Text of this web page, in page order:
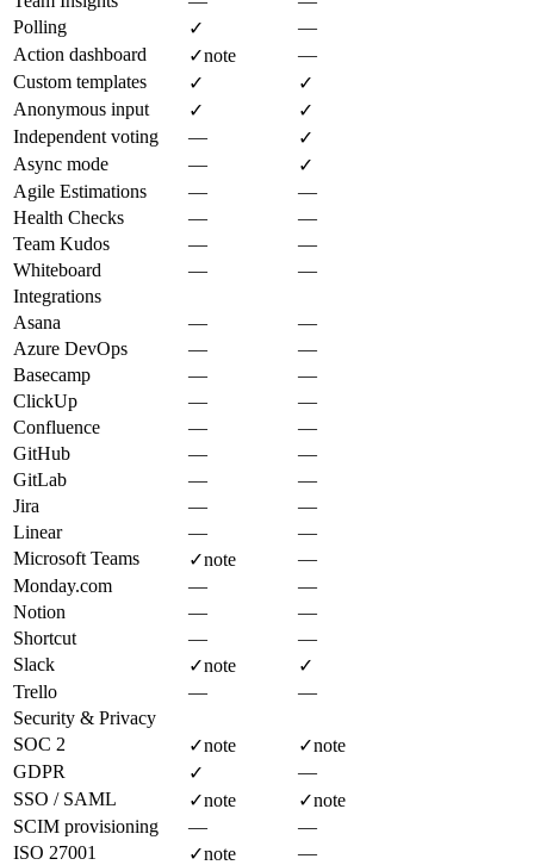
Polling
✓
—
Action dashboard
✓note
—
Custom templates
✓
✓
Anonymous input
✓
✓
Independent voting
—
✓
Async mode
—
✓
Agile Estimations
—
—
Health Checks
—
—
Team Kudos
—
—
Whiteboard
—
—
Integrations
Asana
—
—
Azure DevOps
—
—
Basecamp
—
—
ClickUp
—
—
Confluence
—
—
GitHub
—
—
GitLab
—
—
Jira
—
—
Linear
—
—
Microsoft Teams
✓note
—
Monday.com
—
—
Notion
—
—
Shortcut
—
—
Slack
✓note
✓
Trello
—
—
Security & Privacy
SOC 2
✓note ✓note
GDPR
✓
—
SSO / SAML
✓note ✓note
SCIM provisioning
—
—
ISO 27001
✓note
—